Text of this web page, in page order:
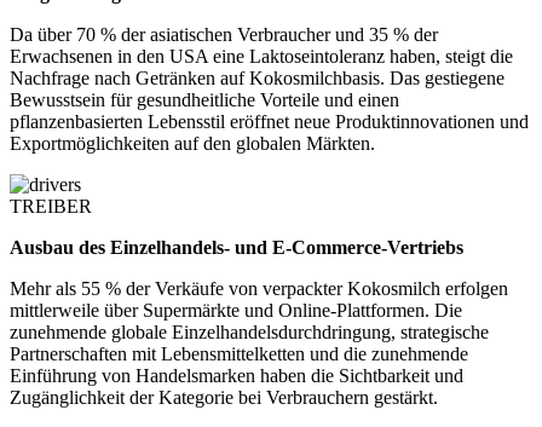
Da über 70 % der asiatischen Verbraucher und 35 % der
Erwachsenen in den USA eine Laktoseintoleranz haben, steigt die
Nachfrage nach Getränken auf Kokosmilchbasis. Das gestiegene
Bewusstsein für gesundheitliche Vorteile und einen
pflanzenbasierten Lebensstil eröffnet neue Produktinnovationen und
Exportmöglichkeiten auf den globalen Märkten.
TREIBER
Ausbau des Einzelhandels- und E-Commerce-Vertriebs
Mehr als 55 % der Verkäufe von verpackter Kokosmilch erfolgen
mittlerweile über Supermärkte und Online-Plattformen. Die
zunehmende globale Einzelhandelsdurchdringung, strategische
Partnerschaften mit Lebensmittelketten und die zunehmende
Einführung von Handelsmarken haben die Sichtbarkeit und
Zugänglichkeit der Kategorie bei Verbrauchern gestärkt.